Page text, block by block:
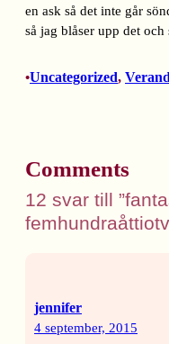
en ask så det inte går
så jag blåser upp det
•Uncategorized,
Comments
12 svar till
jennifer
4 september, 2015